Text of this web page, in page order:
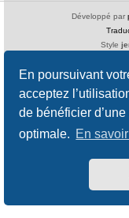
En poursuivant
acceptez
de bénéficier
optimale. En
Développé par
Style